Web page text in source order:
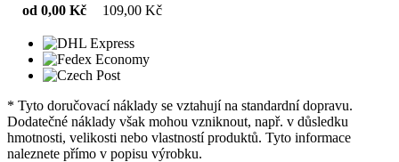
od 0,00 Kč
109,00 Kč
* Tyto doručovací náklady se vztahují na standardní dopravu.
Dodatečné náklady však mohou vzniknout, např. v důsledku
hmotnosti, velikosti nebo vlastností produktů. Tyto informace
naleznete přímo v popisu výrobku.